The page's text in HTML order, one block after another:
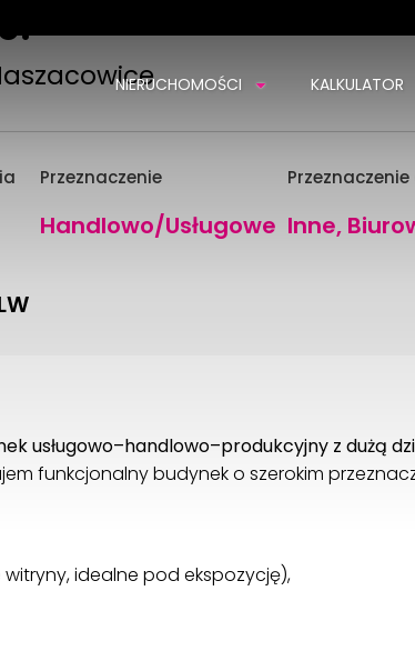
NIERUCHOMOŚCI KALKULATOR
Przeznaczenie
Handlowo/Usługowe Inne,
usługowo–handlowo–produkcyjny z dużą
funkcjonalny budynek o szerokim
witryny, idealne pod ekspozycję),